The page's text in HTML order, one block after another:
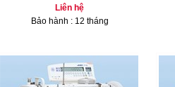
Liên hệ
Bảo hành : 12 tháng